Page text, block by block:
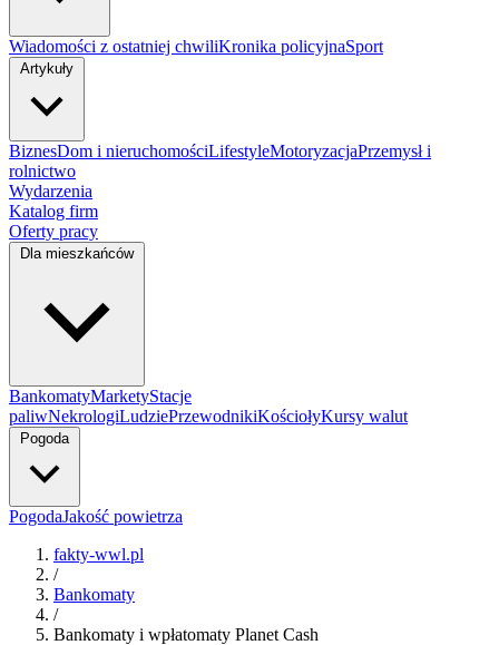
Wiadomości z ostatniej chwiliKronika policyjnaSport
Artykuły
BiznesDom i nieruchomościLifestyleMotoryzacjaPrzemysł i
rolnictwo
Wydarzenia
Katalog firm
Oferty pracy
Dla mieszkańców
BankomatyMarketyStacje
paliwNekrologiLudziePrzewodnikiKościołyKursy walut
Pogoda
PogodaJakość powietrza
fakty-wwl.pl
/
Bankomaty
/
Bankomaty i wpłatomaty Planet Cash